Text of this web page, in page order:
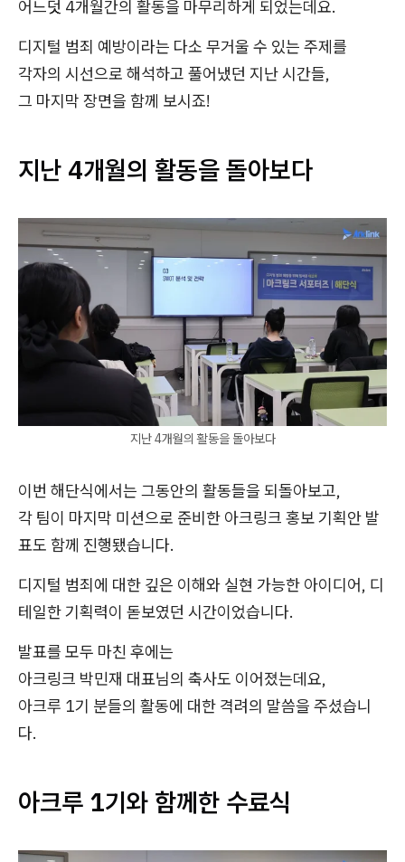
어느덧 4개월간의 활동을 마무리하게 되었는데요.
디지털 범죄 예방이라는 다소 무거울 수 있는 주제를
각자의 시선으로 해석하고 풀어냈던 지난 시간들,
그 마지막 장면을 함께 보시죠!
지난 4개월의 활동을 돌아보다
지난 4개월의 활동을 돌아보다
이번 해단식에서는 그동안의 활동들을 되돌아보고,
각 팀이 마지막 미션으로 준비한 아크링크 홍보 기획안 발
표도 함께 진행됐습니다.
디지털 범죄에 대한 깊은 이해와 실현 가능한 아이디어, 디
테일한 기획력이 돋보였던 시간이었습니다.
발표를 모두 마친 후에는
아크링크 박민재 대표님의 축사도 이어졌는데요,
아크루 1기 분들의 활동에 대한 격려의 말씀을 주셨습니
다.
아크루 1기와 함께한 수료식